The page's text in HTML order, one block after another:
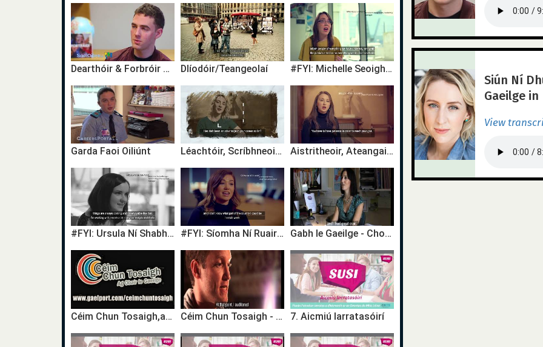
Dearthóir & Forbróir Gréasáin - Ronan Doherty Dlíodóir/Teangeolaí #FYI: Michelle Seoighe, Bainisteoir Margaíochta / Marketing Manager
Garda Faoi Oiliúnt Léachtóir, Scríbhneoir - Siún Ní Dhuinn Aistritheoir, Ateangaire - Breda Ní Mhaoláin
#FYI: Ursula Ní Shabhaois, Bainisteoir Forbartha agus Timireachta / Development Manager #FYI: Síomha Ní Ruairc, Comhordaitheoir, Bliain na Gaeilge 2018 Gabh le Gaeilge - Choose Irish as a GCSE Subject!
Céim Chun Tosaigh,ag Obair le Gaeilge,A step ahead,Working with the Irish language,TG4,career,gairm Céim Chun Tosaigh - Ag Obair le Gaeilge | Diarmaid Murtagh - Aisteoir 7. Aicmiú Iarratasóirí
Siún Ní
Gaeilge in
View